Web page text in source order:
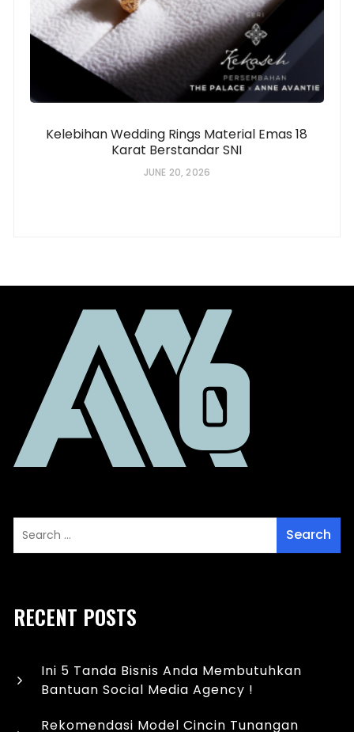
Kelebihan Wedding Rings Material Emas 18
Karat Berstandar SNI
JUNE 20, 2026
RECENT POSTS
Ini 5 Tanda Bisnis Anda Membutuhkan
Bantuan Social Media Agency !
Rekomendasi Model Cincin Tunangan